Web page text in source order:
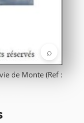
⌕
de Monte (Ref :